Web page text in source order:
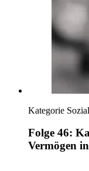
Kategorie
Folge 46:
Vermögen